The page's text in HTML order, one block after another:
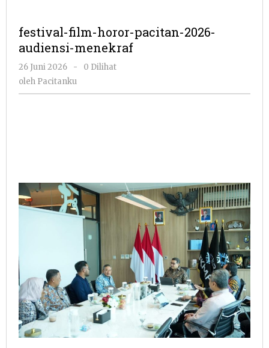
festival-film-horor-pacitan-2026-
audiensi-menekraf
26 Juni 2026
oleh
Pacitanku
-
0 Dilihat
oleh Pacitanku